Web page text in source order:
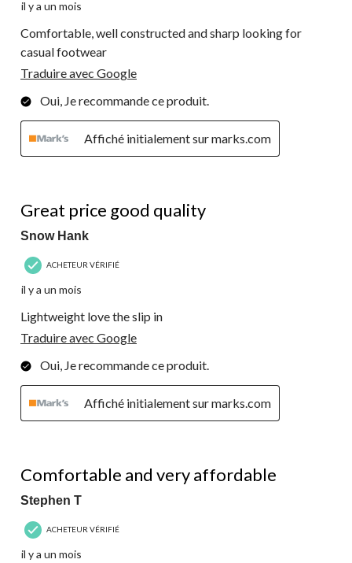
il y a un mois
Comfortable, well constructed and sharp looking for
casual footwear
Traduire avec Google
Oui, Je recommande ce produit.
Affiché initialement sur marks.com
Great price good quality
Snow Hank
ACHETEUR VÉRIFIÉ
il y a un mois
Lightweight love the slip in
Traduire avec Google
Oui, Je recommande ce produit.
Affiché initialement sur marks.com
Comfortable and very affordable
Stephen T
ACHETEUR VÉRIFIÉ
il y a un mois